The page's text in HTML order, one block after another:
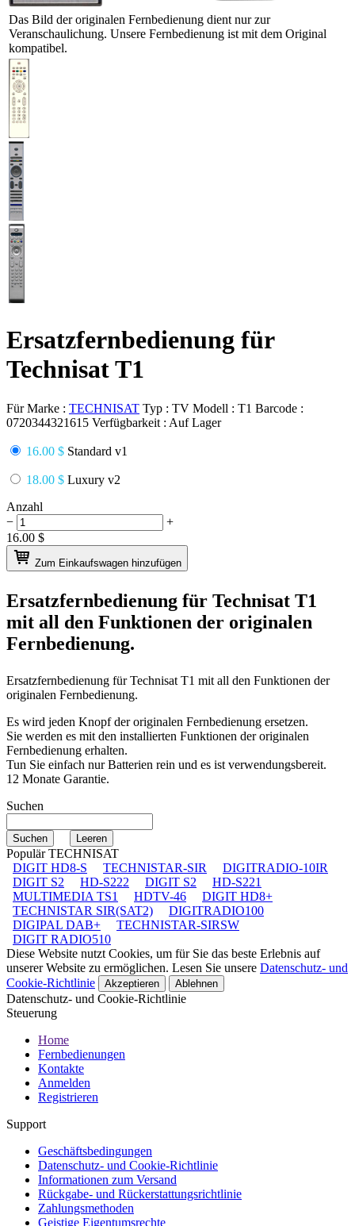
Das Bild der originalen Fernbedienung dient nur zur
Veranschaulichung. Unsere Fernbedienung ist mit dem Original
kompatibel.
Ersatzfernbedienung für
Technisat T1
Für Marke : TECHNISAT Typ : TV Modell : T1 Barcode :
0720344321615 Verfügbarkeit : Auf Lager
16.00 $ Standard v1
18.00 $ Luxury v2
Anzahl
−
+
16.00 $
Zum Einkaufswagen hinzufügen
Ersatzfernbedienung für Technisat T1
mit all den Funktionen der originalen
Fernbedienung.
Ersatzfernbedienung fürTechnisat T1 mit all den Funktionen der
originalen Fernbedienung.
Es wird jeden Knopf der originalen Fernbedienung ersetzen.
Sie werden es mit den installierten Funktionen der originalen
Fernbedienung erhalten.
Tun Sie einfach nur Batterien rein und es ist verwendungsbereit.
12 Monate Garantie.
Suchen
Populär TECHNISAT
DIGIT HD8-S
TECHNISTAR-SIR
DIGITRADIO-10IR
DIGIT S2
HD-S222 DIGIT S2
HD-S221
MULTIMEDIA TS1
HDTV-46
DIGIT HD8+
TECHNISTAR SIR(SAT2)
DIGITRADIO100
DIGIPAL DAB+
TECHNISTAR-SIRSW
DIGIT RADIO510
Diese Website nutzt Cookies, um für Sie das beste Erlebnis auf
unserer Website zu ermöglichen. Lesen Sie unsere Datenschutz- und
Cookie-Richtlinie
Akzeptieren Ablehnen
Datenschutz- und Cookie-Richtlinie
Steuerung
Home
Fernbedienungen
Kontakte
Anmelden
Registrieren
Support
Geschäftsbedingungen
Datenschutz- und Cookie-Richtlinie
Informationen zum Versand
Rückgabe- und Rückerstattungsrichtlinie
Zahlungsmethoden
Geistige Eigentumsrechte